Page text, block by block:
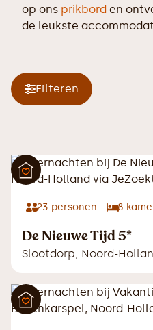
op ons prikbord en
de leukste
Filteren
23 personen 8
De Nieuwe Tijd 5*
Slootdorp, Noord-